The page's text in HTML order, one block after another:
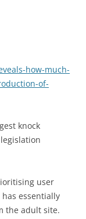
how-much-
of-
knock
user
essentially
the adult site.